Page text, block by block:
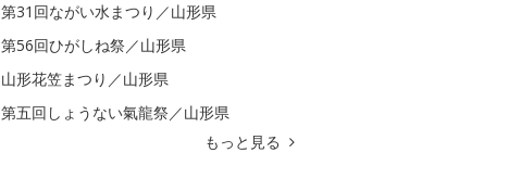
第31回ながい水まつり／山形県
第56回ひがしね祭／山形県
山形花笠まつり／山形県
第五回しょうない氣龍祭／山形県
もっと見る